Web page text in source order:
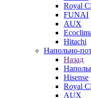
Royal
FUNAI
AUX
Hitachi
Напольно-
Назад
Hisense
Royal
AUX